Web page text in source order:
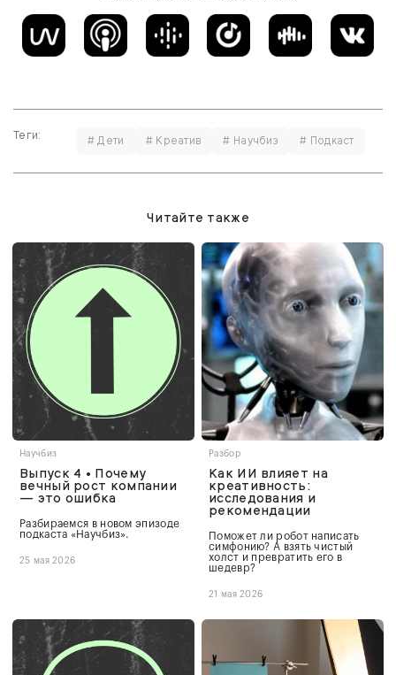
Теги: # Дети # Креатив # Научбиз # Подкаст
Читайте также
Научбиз
Выпуск 4 • Почему
вечный рост компании
— это ошибка
Разбираемся в новом эпизоде
подкаста «Научбиз».
25 мая 2026
Разбор
Как ИИ влияет на
креативность:
исследования и
рекомендации
Поможет ли робот написать
симфонию? А взять чистый
холст и превратить его в
шедевр?
21 мая 2026